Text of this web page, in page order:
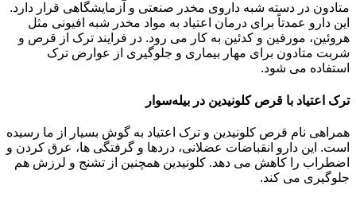
متادون در دسته شبه داروی مخدر صنعتی و آزمایشگاهی قرار دارد.
این دارو عمدتاً برای درمان اعتیاد به مواد مخدر شبه افیونی مثل
هروئین، مورفین و کدئین به کار می رود. در فرایند ترک از قرص و
شربت متادون برای مهار بیماری و جلوگیری از عوارض ترک
استفاده می شود.
ترک اعتیاد با قرص کلونیدین در بیله‌سوار
همراهی نام قرص کلونیدین و ترک اعتیاد به گوش بسیار از ما رسیده
است. این دارو انقباضات عضلانی، دردها و گرفتگی ها، عرق کردن و
اضطراب را کاهش می دهد. کلونیدین همچنین از تشنج و لرزش هم
جلوگیری می کند.